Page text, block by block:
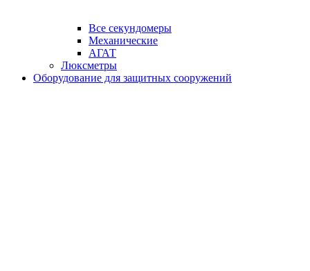
Все секундомеры
Механические
АГАТ
Люксметры
Оборудование для защитных сооружений